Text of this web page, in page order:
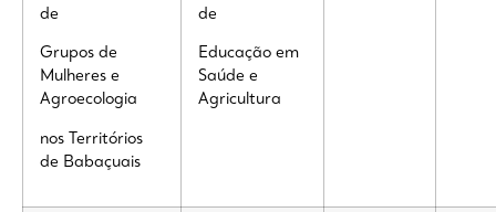
de
Grupos de
Mulheres e
Agroecologia
nos Territórios
de Babaçuais
de
Educação em
Saúde e
Agricultura